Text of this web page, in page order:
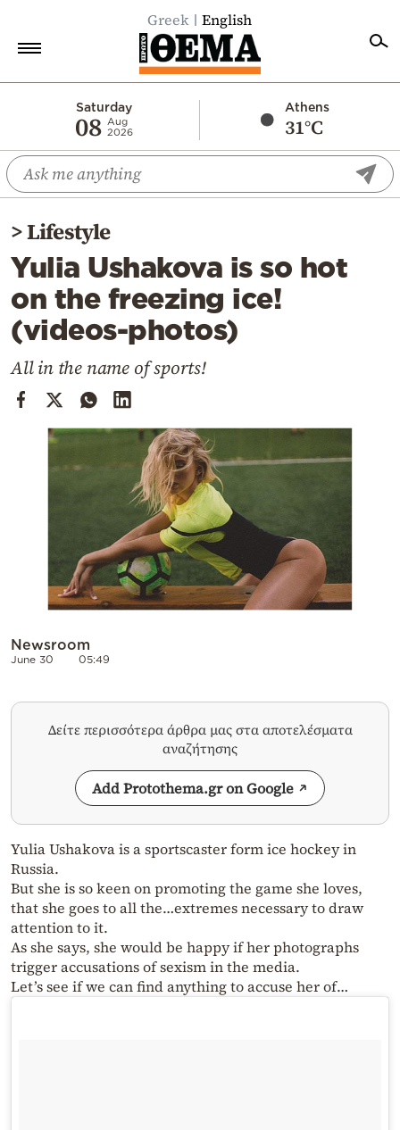
Greek English
Saturday
08 Aug
2026
Athens
31°C
Economy
World
Diaspora
Lifestyle
Travel
Culture
Cooking
Weather
by
>Lifestyle
Yulia Ushakova is so hot
on the freezing ice!
(videos-photos)
All in the name of sports!
Newsroom
June 30 05:49
Δείτε περισσότερα άρθρα μας στα αποτελέσματα
αναζήτησης
Add Protothema.gr on Google
Yulia Ushakova is a sportscaster form ice hockey in
Russia.
But she is so keen on promoting the game she loves,
that she goes to all the…extremes necessary to draw
attention to it.
As she says, she would be happy if her photographs
trigger accusations of sexism in the media.
Let’s see if we can find anything to accuse her of…